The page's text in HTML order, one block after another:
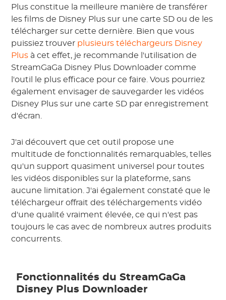
Plus constitue la meilleure manière de transférer
les films de Disney Plus sur une carte SD ou de les
télécharger sur cette dernière. Bien que vous
puissiez trouver plusieurs téléchargeurs Disney
Plus à cet effet, je recommande l'utilisation de
StreamGaGa Disney Plus Downloader comme
l'outil le plus efficace pour ce faire. Vous pourriez
également envisager de sauvegarder les vidéos
Disney Plus sur une carte SD par enregistrement
d'écran.
J'ai découvert que cet outil propose une
multitude de fonctionnalités remarquables, telles
qu'un support quasiment universel pour toutes
les vidéos disponibles sur la plateforme, sans
aucune limitation. J'ai également constaté que le
téléchargeur offrait des téléchargements vidéo
d'une qualité vraiment élevée, ce qui n'est pas
toujours le cas avec de nombreux autres produits
concurrents.
Fonctionnalités du StreamGaGa
Disney Plus Downloader